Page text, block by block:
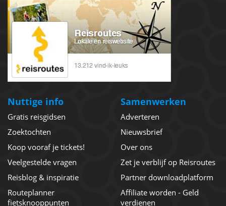
Nuttige info
Gratis reisgidsen
Zoektochten
Koop vooraf je tickets!
Veelgestelde vragen
Reisblog & inspiratie
Routeplanner
fietsknooppunten
Samenwerken
Adverteren
Nieuwsbrief
Over ons
Zet je verblijf op Reisroutes
Partner downloadplatform
Affiliate worden - Geld
verdienen